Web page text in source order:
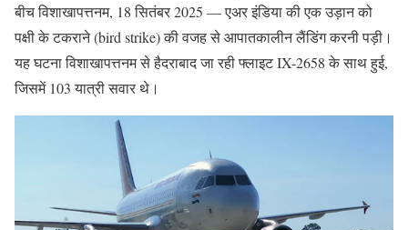
बीच विशाखापत्तनम, 18 सितंबर 2025 — एअर इंडिया की एक उड़ान को
पक्षी के टकराने (bird strike) की वजह से आपातकालीन लैंडिंग करनी पड़ी।
यह घटना विशाखापत्तनम से हैदराबाद जा रही फ्लाइट IX-2658 के साथ हुई,
जिसमें 103 यात्री सवार थे।